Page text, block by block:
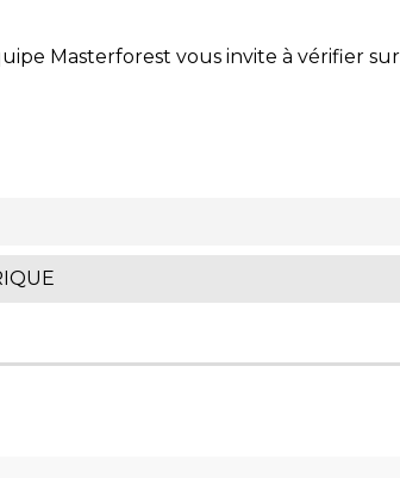
Masterforest vous invite à vérifier